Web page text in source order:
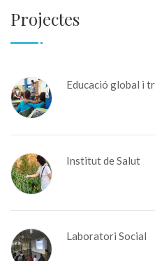
Projectes
Educació global i
Institut de Salut
Laboratori Social